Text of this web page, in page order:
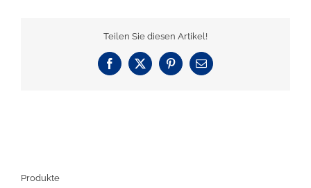
Teilen Sie diesen Artikel!
Facebook
X PinterestE-
Mail
Produkte